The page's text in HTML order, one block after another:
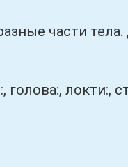
части тела.
голова:, локти:,